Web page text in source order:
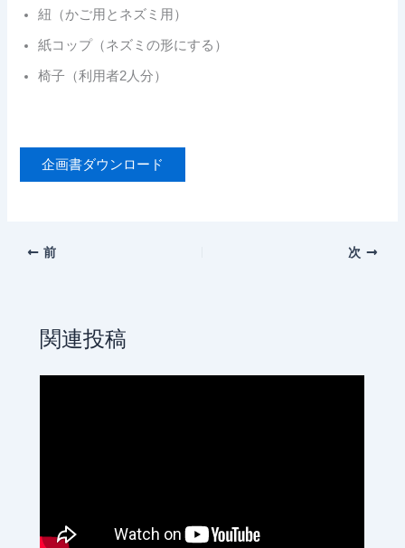
紐（かご用とネズミ用）
紙コップ（ネズミの形にする）
椅子（利用者2人分）
企画書ダウンロード
前 次
関連投稿